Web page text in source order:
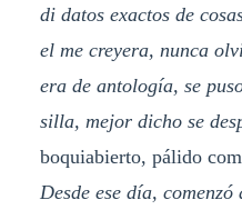
di datos exactos de
el me creyera, nunca
era de antología, se
silla, mejor dicho se
boquiabierto, pálido
Desde ese día,